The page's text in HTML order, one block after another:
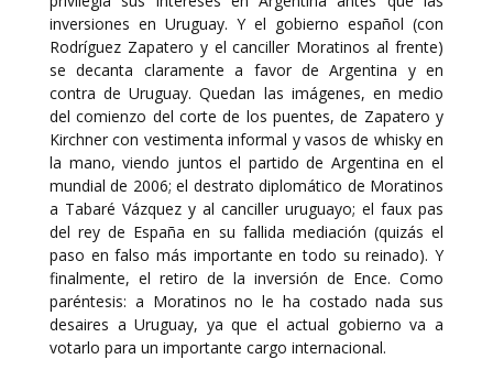
inversiones en Uruguay. Y el gobierno español (con
Rodríguez Zapatero y el canciller Moratinos al frente)
se decanta claramente a favor de Argentina y en
contra de Uruguay. Quedan las imágenes, en medio
del comienzo del corte de los puentes, de Zapatero y
Kirchner con vestimenta informal y vasos de whisky en
la mano, viendo juntos el partido de Argentina en el
mundial de 2006; el destrato diplomático de Moratinos
a Tabaré Vázquez y al canciller uruguayo; el faux pas
del rey de España en su fallida mediación (quizás el
paso en falso más importante en todo su reinado). Y
finalmente, el retiro de la inversión de Ence. Como
paréntesis: a Moratinos no le ha costado nada sus
desaires a Uruguay, ya que el actual gobierno va a
votarlo para un importante cargo internacional.